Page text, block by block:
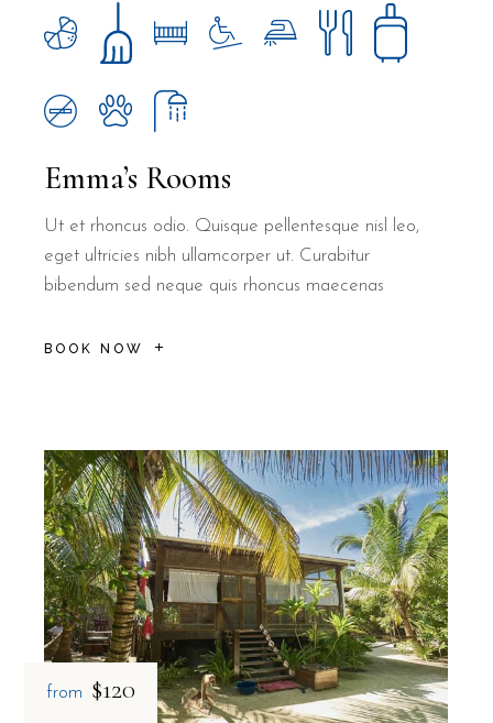
Emma’s Rooms
Ut et rhoncus odio. Quisque pellentesque nisl leo,
eget ultricies nibh ullamcorper ut. Curabitur
bibendum sed neque quis rhoncus maecenas
BOOK NOW
from $120